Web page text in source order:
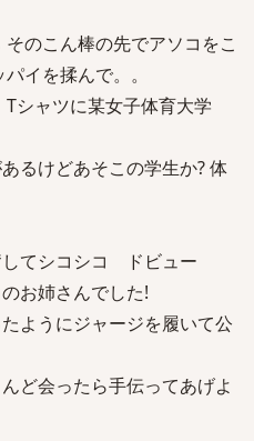
のこん棒の先でアソコをこ
イを揉んで。。
Tシャツに某女子体育大学
るけどあそこの学生か? 体
してシコシコ ドビュー
お姉さんでした!
ようにジャージを履いて公
ど会ったら手伝ってあげよ